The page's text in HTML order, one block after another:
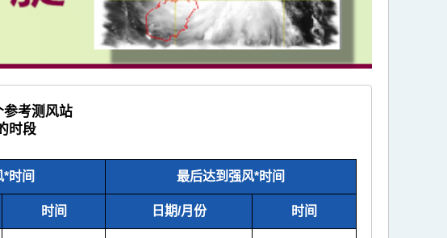
考测风站
时段
时间 最后达到强风*时间
时间 日期/月份 时间